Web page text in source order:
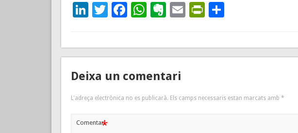
LinkedIn
Twitter
Facebook
WhatsApp
Evernote
EmailPrintFriendly
Comparteix
Deixa un comentari
L'adreça electrònica no es publicarà. Els camps necessaris estan marcats amb *
Comentari*